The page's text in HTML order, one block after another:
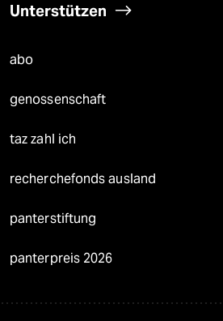
Unterstützen
abo
genossenschaft
taz zahl ich
recherchefonds ausland
panterstiftung
panterpreis 2026